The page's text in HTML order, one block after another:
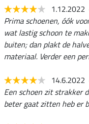
1.12.2022
Prima schoenen, óók
wat lastig schoon te
buiten; dan plakt de
materiaal. Verder een
14.6.2022
Een schoen zit strakker
beter gaat zitten heb er